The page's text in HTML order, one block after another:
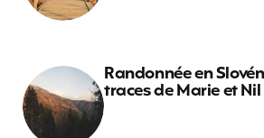
Randonnée en
traces de Marie et Nil